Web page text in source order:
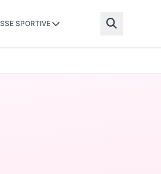
SPORTIVE